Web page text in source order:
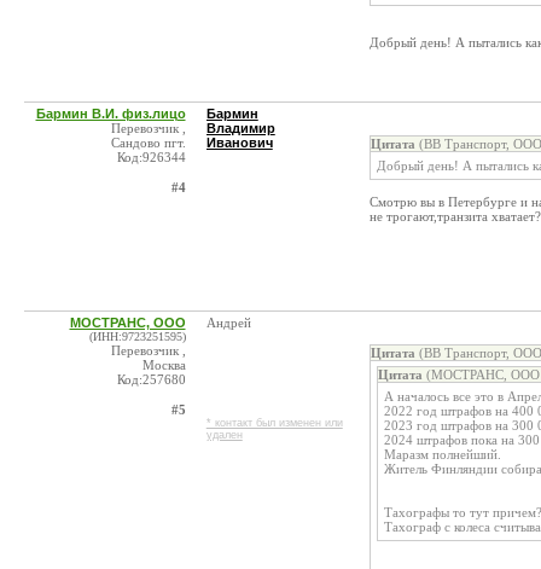
Добрый день! А пытались
Бармин В.И. физ.лицо
Перевозчик ,
Сандово пгт.
Код:926344
#4
Бармин
Владимир
Иванович
Цитата (ВВ Транспорт,
Добрый день! А пытались
Смотрю вы в Петербурге и
не трогают,транзита
МОСТРАНС, ООО
(ИНН:9723251595)
Перевозчик ,
Москва
Код:257680
#5
Андрей
* контакт был изменен или
удален
Цитата (ВВ Транспорт,
Цитата (МОСТРАНС, ООО
А началось все это в
2022 год штрафов на 400
2023 год штрафов на 300
2024 штрафов пока на
Маразм полнейший.
Житель Финляндии
Тахографы то тут причем?
Тахограф с колеса